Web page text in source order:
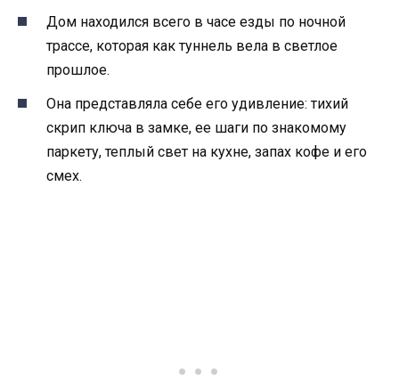
Дом находился всего в часе езды по ночной
трассе, которая как туннель вела в светлое
прошлое.
Она представляла себе его удивление: тихий
скрип ключа в замке, ее шаги по знакомому
паркету, теплый свет на кухне, запах кофе и его
смех.